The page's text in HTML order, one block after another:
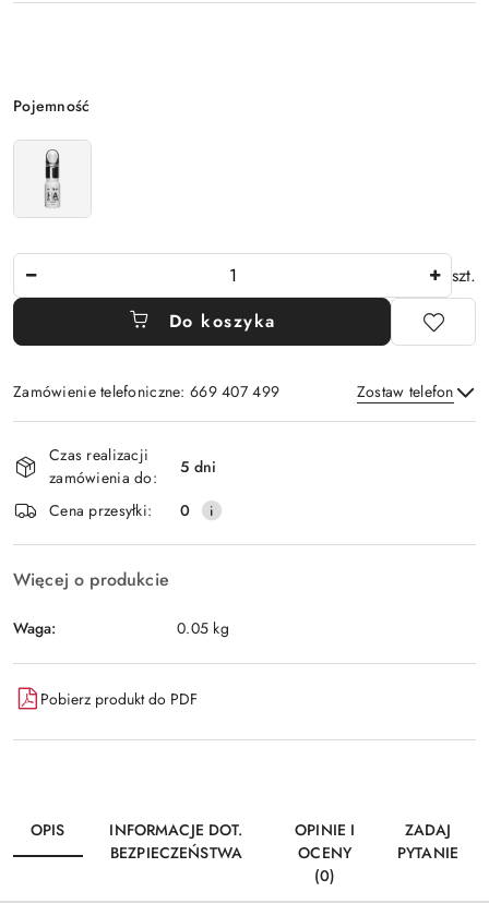
Wariant
Pojemność
szt.
Do koszyka
Zamówienie telefoniczne: 669 407 499 Zostaw telefon
i
dostawa
Czas realizacji
zamówienia do:
5 dni
Cena przesyłki:
0
Więcej o produkcie
Waga: 0.05 kg
Pobierz produkt do PDF
OPIS
INFORMACJE DOT.
BEZPIECZEŃSTWA
OPINIE I
OCENY
(0)
ZADAJ
PYTANIE